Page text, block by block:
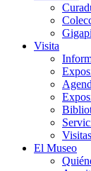
Visita
El Museo